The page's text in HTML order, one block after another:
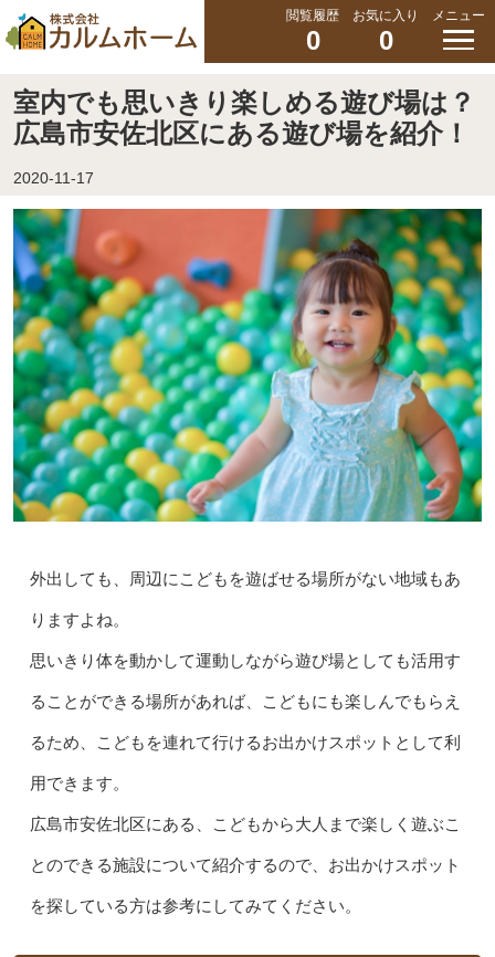
閲覧履歴
0
お気に入り
0
メニュー
室内でも思いきり楽しめる遊び場は？
広島市安佐北区にある遊び場を紹介！
2020-11-17
外出しても、周辺にこどもを遊ばせる場所がない地域もあ
りますよね。
思いきり体を動かして運動しながら遊び場としても活用す
ることができる場所があれば、こどもにも楽しんでもらえ
るため、こどもを連れて行けるお出かけスポットとして利
用できます。
広島市安佐北区にある、こどもから大人まで楽しく遊ぶこ
とのできる施設について紹介するので、お出かけスポット
を探している方は参考にしてみてください。